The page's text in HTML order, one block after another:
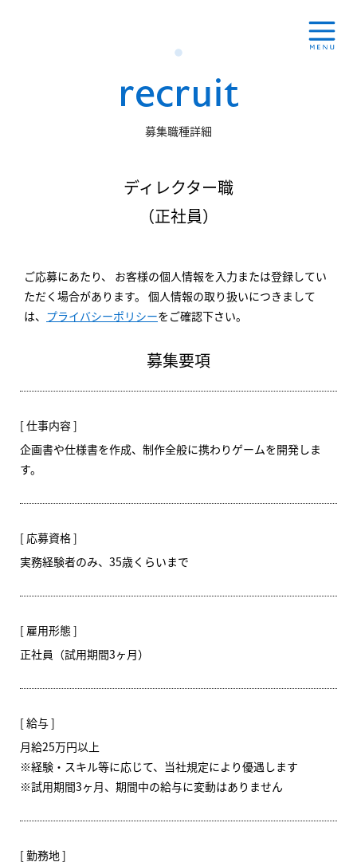
recruit
募集職種詳細
ディレクター職
（正社員）
ご応募にあたり、 お客様の個人情報を入力または登録してい
ただく場合があります。 個人情報の取り扱いにつきまして
は、 プライバシーポリシーをご確認下さい。
募集要項
仕事内容
企画書や仕様書を作成、制作全般に携わりゲームを開発しま
す。
応募資格
実務経験者のみ、35歳くらいまで
雇用形態
正社員（試用期間3ヶ月）
給与
月給25万円以上
※経験・スキル等に応じて、当社規定により優遇します
※試用期間3ヶ月、期間中の給与に変動はありません
勤務地